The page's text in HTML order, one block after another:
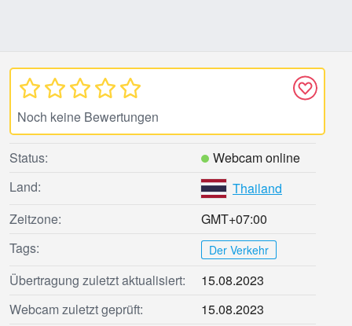
Noch keine Bewertungen
Status:
Webcam online
Land:
Thailand
Zeitzone:
GMT+07:00
Tags:
Der Verkehr
Übertragung zuletzt aktualisiert:
15.08.2023
Webcam zuletzt geprüft:
15.08.2023